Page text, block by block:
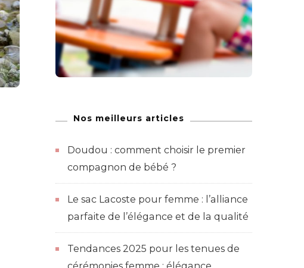
Nos meilleurs articles
Doudou : comment choisir le premier
compagnon de bébé ?
Le sac Lacoste pour femme : l’alliance
parfaite de l’élégance et de la qualité
Tendances 2025 pour les tenues de